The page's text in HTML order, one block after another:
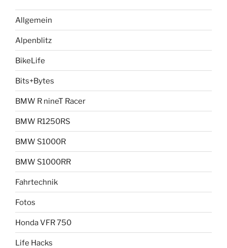
Allgemein
Alpenblitz
BikeLife
Bits+Bytes
BMW R nineT Racer
BMW R1250RS
BMW S1000R
BMW S1000RR
Fahrtechnik
Fotos
Honda VFR 750
Life Hacks